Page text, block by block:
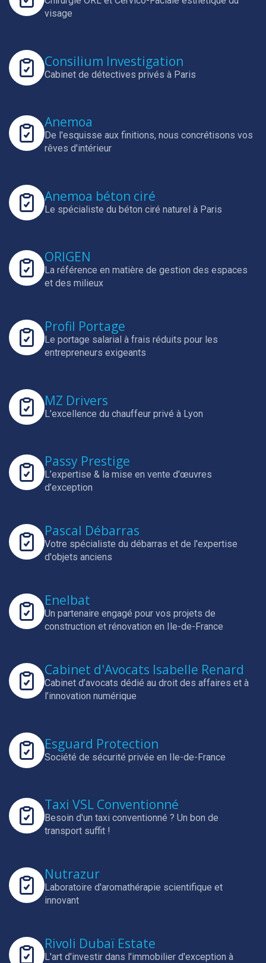
visage
Consilium Investigation
Cabinet de détectives privés à Paris
Anemoa
De l'esquisse aux finitions, nous concrétisons vos
rêves d'intérieur
Anemoa béton ciré
Le spécialiste du béton ciré naturel à Paris
ORIGEN
La référence en matière de gestion des espaces
et des milieux
Profil Portage
Le portage salarial à frais réduits pour les
entrepreneurs exigeants
MZ Drivers
L’excellence du chauffeur privé à Lyon
Passy Prestige
L’expertise & la mise en vente d'œuvres
d’exception
Pascal Débarras
Votre spécialiste du débarras et de l'expertise
d'objets anciens
Enelbat
Un partenaire engagé pour vos projets de
construction et rénovation en Ile-de-France
Cabinet d'Avocats Isabelle Renard
Cabinet d’avocats dédié au droit des affaires et à
l’innovation numérique
Esguard Protection
Société de sécurité privée en Ile-de-France
Taxi VSL Conventionné
Besoin d'un taxi conventionné ? Un bon de
transport suffit !
Nutrazur
Laboratoire d'aromathérapie scientifique et
innovant
Rivoli Dubaï Estate
L'art d'investir dans l'immobilier d'exception à